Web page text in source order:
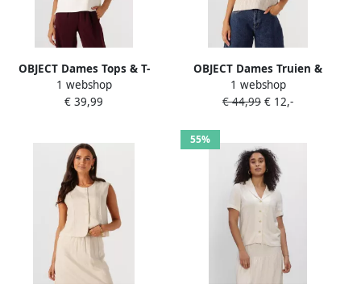
OBJECT Dames Tops & T-
shirts Objandrea Re 2 4 T-
shirt Zand
1 webshop
€ 39,99
OBJECT Dames Truien &
Vesten Objelva 2 4 Re O-
neck Knit Beige
1 webshop
€ 44,99 € 12,-
55%